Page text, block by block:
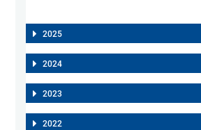
2025
2024
2023
2022